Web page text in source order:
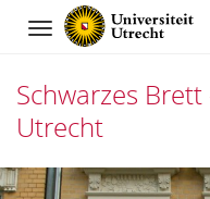
Navigation
Schwarzes
Utrecht
Direct